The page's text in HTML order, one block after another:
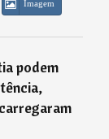
Imagem
podem